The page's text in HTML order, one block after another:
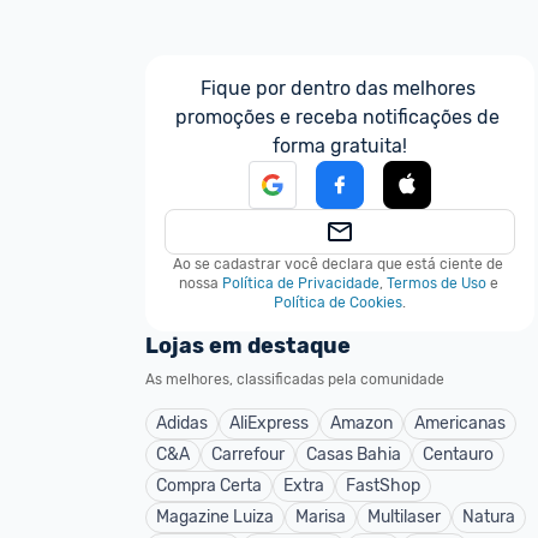
Fique por dentro das melhores
promoções e receba notificações de
forma gratuita!
Ao se cadastrar você declara que está ciente de
nossa Política de Privacidade, Termos de Uso e
Política de Cookies.
Lojas em destaque
As melhores, classificadas pela comunidade
Adidas AliExpress Amazon
Americanas
C&A
Carrefour Casas Bahia
Centauro
Compra Certa
Extra
FastShop
Magazine Luiza
Marisa Multilaser
Natura